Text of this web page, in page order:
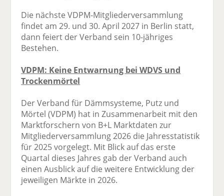
Die nächste VDPM-Mitgliederversammlung
findet am 29. und 30. April 2027 in Berlin statt,
dann feiert der Verband sein 10-jähriges
Bestehen.
VDPM: Keine Entwarnung bei WDVS und
Trockenmörtel
Der Verband für Dämmsysteme, Putz und
Mörtel (VDPM) hat in Zusammenarbeit mit den
Marktforschern von B+L Marktdaten zur
Mitgliederversammlung 2026 die Jahresstatistik
für 2025 vorgelegt. Mit Blick auf das erste
Quartal dieses Jahres gab der Verband auch
einen Ausblick auf die weitere Entwicklung der
jeweiligen Märkte in 2026.